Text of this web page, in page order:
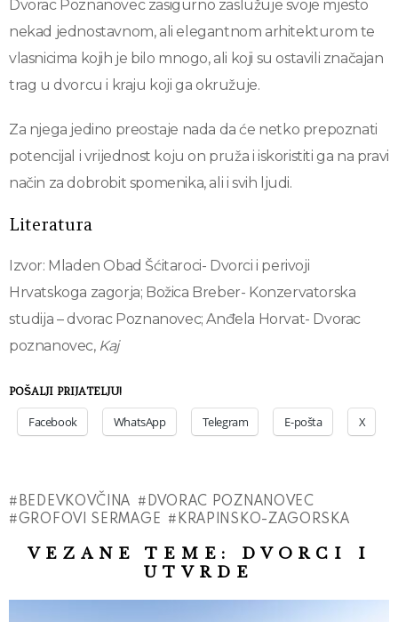
Dvorac Poznanovec zasigurno zaslužuje svoje mjesto
nekad jednostavnom, ali elegantnom arhitekturom te
vlasnicima kojih je bilo mnogo, ali koji su ostavili značajan
trag u dvorcu i kraju koji ga okružuje.
Za njega jedino preostaje nada da će netko prepoznati
potencijal i vrijednost koju on pruža i iskoristiti ga na pravi
način za dobrobit spomenika, ali i svih ljudi.
Literatura
Izvor: Mladen Obad Šćitaroci- Dvorci i perivoji
Hrvatskoga zagorja; Božica Breber- Konzervatorska
studija – dvorac Poznanovec; Anđela Horvat- Dvorac
poznanovec, Kaj
POŠALJI PRIJATELJU!
Facebook WhatsApp Telegram E-pošta X
BEDEVKOVČINA
DVORAC POZNANOVEC
GROFOVI SERMAGE
KRAPINSKO-ZAGORSKA
VEZANE TEME: DVORCI I
UTVRDE